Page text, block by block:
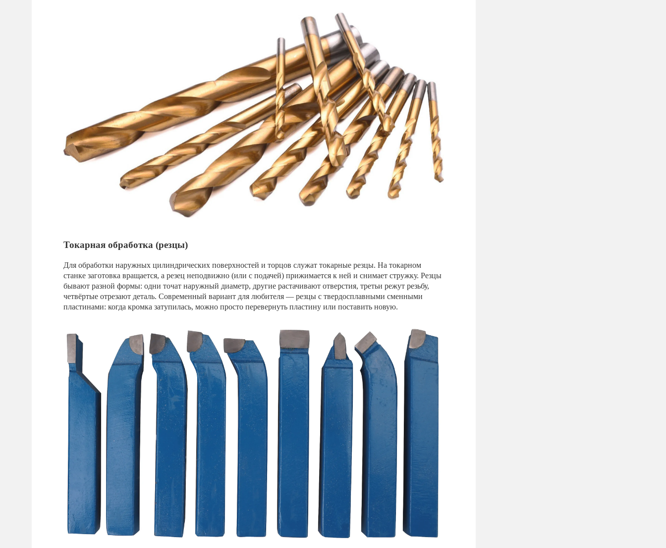
Токарная обработка (резцы)
Для обработки наружных цилиндрических поверхностей и торцов служат токарные резцы. На токарном
станке заготовка вращается, а резец неподвижно (или с подачей) прижимается к ней и снимает стружку. Резцы
бывают разной формы: одни точат наружный диаметр, другие растачивают отверстия, третьи режут резьбу,
четвёртые отрезают деталь. Современный вариант для любителя — резцы с твердосплавными сменными
пластинами: когда кромка затупилась, можно просто перевернуть пластину или поставить новую.